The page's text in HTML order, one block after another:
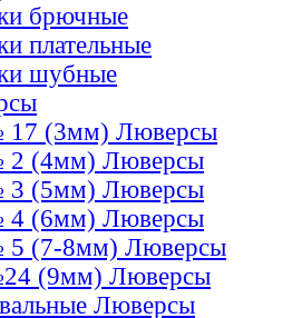
брючные
плательные
шубные
(3мм) Люверсы
(4мм) Люверсы
(5мм) Люверсы
(6мм) Люверсы
(7-8мм) Люверсы
(9мм) Люверсы
Люверсы